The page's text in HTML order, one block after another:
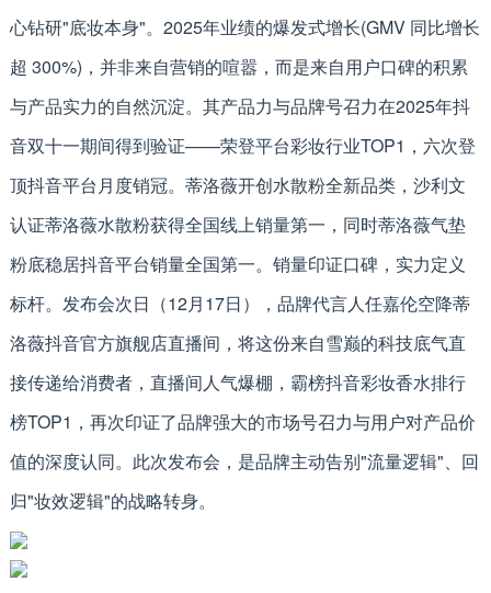
心钻研"底妆本身"。2025年业绩的爆发式增长(GMV 同比增长
超 300%)，并非来自营销的喧嚣，而是来自用户口碑的积累
与产品实力的自然沉淀。其产品力与品牌号召力在2025年抖
音双十一期间得到验证——荣登平台彩妆行业TOP1，六次登
顶抖音平台月度销冠。蒂洛薇开创水散粉全新品类，沙利文
认证蒂洛薇水散粉获得全国线上销量第一，同时蒂洛薇气垫
粉底稳居抖音平台销量全国第一。销量印证口碑，实力定义
标杆。发布会次日（12月17日），品牌代言人任嘉伦空降蒂
洛薇抖音官方旗舰店直播间，将这份来自雪巅的科技底气直
接传递给消费者，直播间人气爆棚，霸榜抖音彩妆香水排行
榜TOP1，再次印证了品牌强大的市场号召力与用户对产品价
值的深度认同。此次发布会，是品牌主动告别"流量逻辑"、回
归"妆效逻辑"的战略转身。